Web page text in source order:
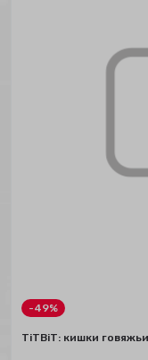
-49%
TiTBiT: кишки